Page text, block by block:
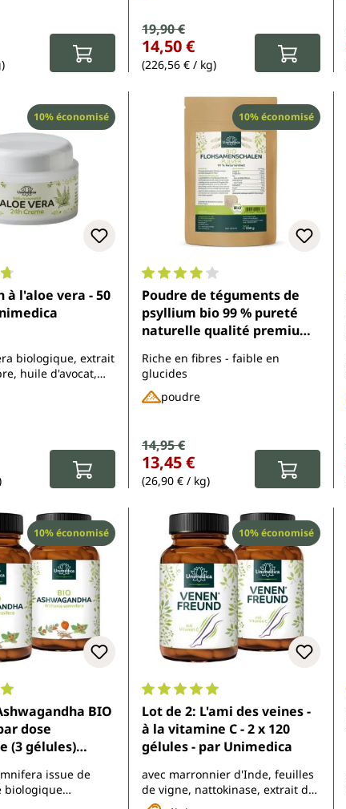
: Prix de vente :
Prix régulier :
19,90 €
14,50 €
(226,56 € / kg)
Réduction
10% économisé
de 4.7 sur 5 étoiles
à l'aloe vera - 50
biologique, extrait
huile d'avocat,
acide
et extrait de melon
:
Réduction
10% économisé
Note moyenne de 4 sur 5 étoiles
Poudre de téguments de
psyllium bio 99 % pureté
naturelle qualité premium
Riche en fibres - faible en
glucides
poudre
Prix de vente :
Prix régulier :
14,95 €
13,45 €
(26,90 € / kg)
Réduction
10% économisé
de 5 sur 5 étoiles
BIO
dose
(3 gélules)
Unimedica
issue de
biologique
Réduction
10% économisé
Note moyenne de 5 sur 5 étoiles
Lot de 2: L'ami des veines -
à la vitamine C - 2 x 120
gélules - par Unimedica
avec marronnier d'Inde, feuilles
de vigne, nattokinase, extrait de
pépins de raisin, sophora du